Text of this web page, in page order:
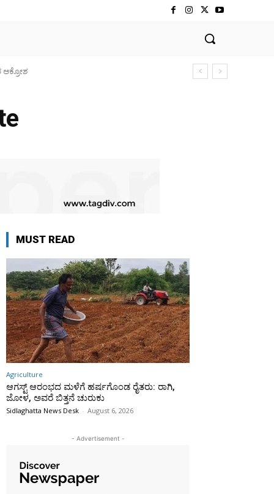
ಆಕ್ರೋಶ
MUST READ
Agriculture
ಆಗಸ್ಟ್ ಆರಂಭದ ಮಳೆಗೆ ಹರ್ಷಗೊಂಡ ರೈತರು: ರಾಗಿ,
ಜೋಳ, ಅವರೆ ಬಿತ್ತನೆ ಚುರುಕು
Sidlaghatta News Desk - August 6, 2026
- Advertisement -